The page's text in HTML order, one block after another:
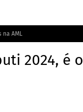
na AML
2024, é o